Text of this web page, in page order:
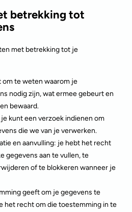
betrekking tot
met betrekking tot je
te weten waarom je
nodig zijn, wat ermee gebeurt en
bewaard.
kunt een verzoek indienen om
die we van je verwerken.
en aanvulling: je hebt het recht
gegevens aan te vullen, te
of te blokkeren wanneer je
geeft om je gegevens te
het recht om die toestemming in te